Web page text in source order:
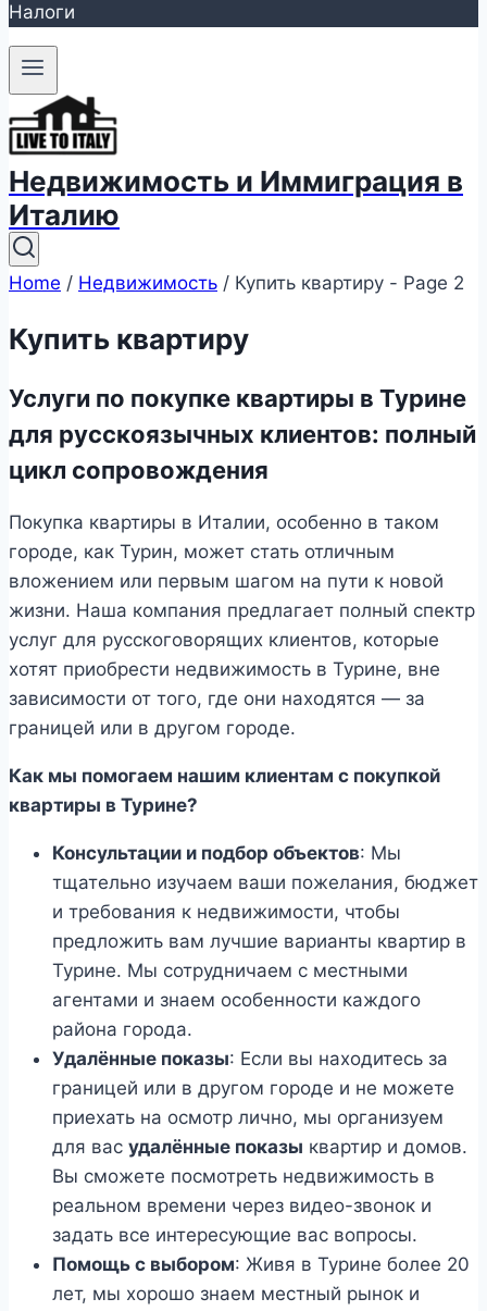
Налоги
Недвижимость и Иммиграция в
Италию
Home / Недвижимость / Купить квартиру - Page 2
Купить квартиру
Услуги по покупке квартиры в Турине
для русскоязычных клиентов: полный
цикл сопровождения
Покупка квартиры в Италии, особенно в таком
городе, как Турин, может стать отличным
вложением или первым шагом на пути к новой
жизни. Наша компания предлагает полный спектр
услуг для русскоговорящих клиентов, которые
хотят приобрести недвижимость в Турине, вне
зависимости от того, где они находятся — за
границей или в другом городе.
Как мы помогаем нашим клиентам с покупкой
квартиры в Турине?
Консультации и подбор объектов: Мы
тщательно изучаем ваши пожелания, бюджет
и требования к недвижимости, чтобы
предложить вам лучшие варианты квартир в
Турине. Мы сотрудничаем с местными
агентами и знаем особенности каждого
района города.
Удалённые показы: Если вы находитесь за
границей или в другом городе и не можете
приехать на осмотр лично, мы организуем
для вас удалённые показы квартир и домов.
Вы сможете посмотреть недвижимость в
реальном времени через видео-звонок и
задать все интересующие вас вопросы.
Помощь с выбором: Живя в Турине более 20
лет, мы хорошо знаем местный рынок и